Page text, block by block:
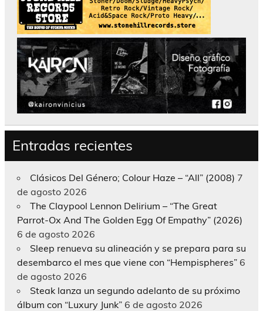
Entradas recientes
Clásicos Del Género; Colour Haze – “All” (2008) 7
de agosto 2026
The Claypool Lennon Delirium – “The Great
Parrot-Ox And The Golden Egg Of Empathy” (2026)
6 de agosto 2026
Sleep renueva su alineación y se prepara para su
desembarco el mes que viene con “Hempispheres” 6
de agosto 2026
Steak lanza un segundo adelanto de su próximo
álbum con “Luxury Junk” 6 de agosto 2026